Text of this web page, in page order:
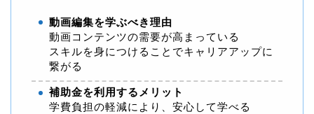
動画編集を学ぶべき理由
動画コンテンツの需要が高まっている
スキルを身につけることでキャリアアップに
繋がる
補助金を利用するメリット
学費負担の軽減により、安心して学べる